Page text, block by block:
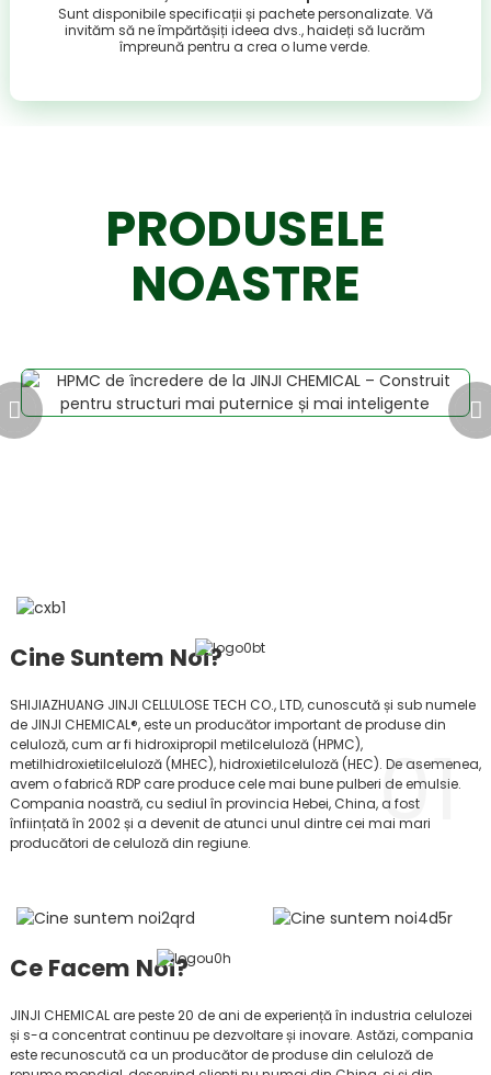
Sunt disponibile specificații și pachete personalizate. Vă
invităm să ne împărtășiți ideea dvs., haideți să lucrăm
împreună pentru a crea o lume verde.
PRODUSELE
NOASTRE
01
Cine Suntem Noi?
SHIJIAZHUANG JINJI CELLULOSE TECH CO., LTD, cunoscută și sub numele
de JINJI CHEMICAL®, este un producător important de produse din
celuloză, cum ar fi hidroxipropil metilceluloză (HPMC),
metilhidroxietilceluloză (MHEC), hidroxietilceluloză (HEC). De asemenea,
avem o fabrică RDP care produce cele mai bune pulberi de emulsie.
Compania noastră, cu sediul în provincia Hebei, China, a fost
înființată în 2002 și a devenit de atunci unul dintre cei mai mari
producători de celuloză din regiune.
Ce Facem Noi?
JINJI CHEMICAL are peste 20 de ani de experiență în industria celulozei
și s-a concentrat continuu pe dezvoltare și inovare. Astăzi, compania
este recunoscută ca un producător de produse din celuloză de